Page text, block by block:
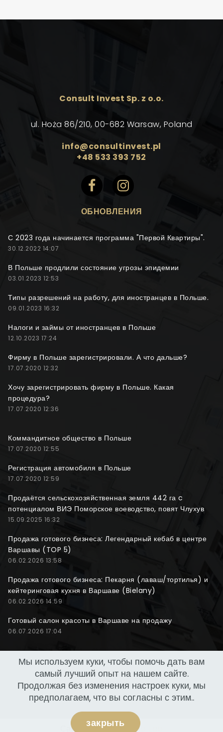
Consult Invest Sp. z o.o.
ul. Hoża 86/210, 00-682 Warsaw, Poland
info@consultinvest.pl
+48 533 393 752
ОБНОВЛЕНИЯ
С 2023 года начинается программа "Первой Квартиры".
30.12.2022 14:07
В Польше продлили состояние угрозы эпидемии
03.01.2023 12:53
Типы разрешений на работу, для иностранцев в Польше.
09.01.2023 16:32
Налоги и займы от иностранцев в Польше
12.10.2023 17:24
Фирму в Польше зарегистрировали. А что дальше?
17.07.2020 12:32
Хочу зарегистрировать фирму в Польше. Какая
процедура?
17.07.2020 12:36
Коммандитное общество в Польше
17.07.2020 12:55
Регистрация автомобиля в Польше
17.07.2020 12:59
Продаётся сельскохозяйственная земля 442 га c
потенциалом ВИЭ Поморское воеводство, повят Члухув
15.09.2025 16:32
Продажа готового бизнеса: Легендарный кебаб в центре
Варшавы (TOP 5)
06.02.2026 13:58
Продажа готового бизнеса: Пекарня (лаваш/тортилья) и
кейтеринговая кухня в Варшаве (Bielany)
06.02.2026 14:59
Готовый салон красоты в Варшаве на продажу
06.07.2026 17:04
Сайт созданNeoWeb Lab
Мы используем куки, чтобы помочь дать вам
самый лучший опыт на нашем сайте.
Продолжая без изменения настроек куки, мы
предполагаем, что вы согласны с этим..
закрыть